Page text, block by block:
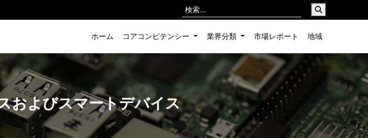
ホーム コアコンピテンシー 業界分類 市場レポート 地域
およびスマートデバイス